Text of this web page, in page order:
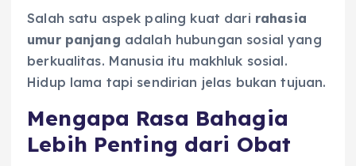
Salah satu aspek paling kuat dari rahasia
umur panjang adalah hubungan sosial yang
berkualitas. Manusia itu makhluk sosial.
Hidup lama tapi sendirian jelas bukan tujuan.
Mengapa Rasa Bahagia
Lebih Penting dari Obat